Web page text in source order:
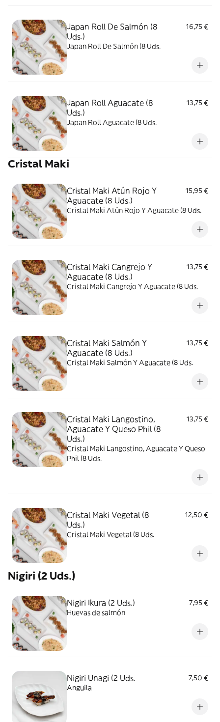
Japan Roll De Salmón (8
Uds.)
16,75 €
Japan Roll De Salmón (8 Uds.
Japan Roll Aguacate (8
Uds.)
13,75 €
Japan Roll Aguacate (8 Uds.
Cristal Maki
Cristal Maki Atún Rojo Y
Aguacate (8 Uds.)
15,95 €
Cristal Maki Atún Rojo Y Aguacate (8 Uds.
Cristal Maki Cangrejo Y
Aguacate (8 Uds.)
13,75 €
Cristal Maki Cangrejo Y Aguacate (8 Uds.
Cristal Maki Salmón Y
Aguacate (8 Uds.)
13,75 €
Cristal Maki Salmón Y Aguacate (8 Uds.
Cristal Maki Langostino,
Aguacate Y Queso Phil (8
Uds.)
13,75 €
Cristal Maki Langostino, Aguacate Y Queso
Phil (8 Uds.
Cristal Maki Vegetal (8
Uds.)
12,50 €
Cristal Maki Vegetal (8 Uds.
Nigiri (2 Uds.)
Nigiri Ikura (2 Uds.)
7,95 €
Huevas de salmón
Nigiri Unagi (2 Uds.
7,50 €
Anguila